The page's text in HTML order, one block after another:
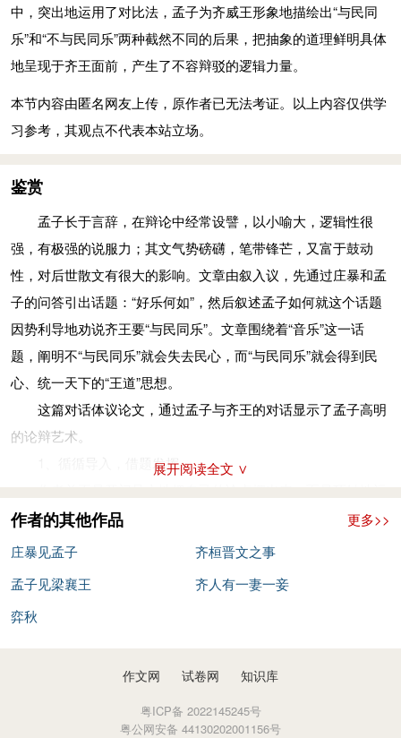
人（多数人）一起欣赏音乐也快乐，哪个更快乐？”
独乐乐：独自一人欣赏音乐快乐。前一个“乐”欣赏音乐 名词
后一个快乐作动词用，以下几句类似的句子同。
曰：“不若与人。”
齐王说：“不如与他人（多数人）一起欣赏音乐更快乐。”
孟子说：“少数人一起欣赏音乐快乐，多数人一起欣赏音乐
曰：“不若与众。”
齐王说：“不如与多数人一起欣赏音乐更快乐。”
“臣请为王言乐。今王鼓乐于此，百姓闻王钟鼓之声、管籥
(yuè)之音，举疾首蹩 (cù)頞(è)而相告曰：‘吾王之好鼓乐，夫何
使我至于此极也，父子不相见，兄弟妻子离散。’今王畋(tián)
于此，百姓闻王车马之音，见羽旄(máo) 之美，举疾首蹩頞而相
告曰：‘吾王之好田猎，夫何使我至于此极也？父子不相见，兄弟
妻子离散。’此无他，不与民同乐也。
（“请让我给大王讲讲什么是真正的快乐吧！假如大王在奏
乐，百姓们听到大王鸣钟击鼓、吹箫奏笛的音声，都愁眉苦脸地
父亲和儿子不能相见，兄弟和妻儿分离流散。’假如大王在围猎，
百姓们听到大王车马的喧嚣，见到华丽的仪仗，都愁眉苦脸地相
互诉苦说：‘我们大王喜好围猎，为什么要使我们这般穷困呢，父
亲和儿子不能相见，兄弟和妻儿分离流散。’这没有别的原因，是
器，前者跟笛子相似，后者似是排箫的前身。举：皆、都。疾首
蹙頞：形容心里非常怨恨和讨厌。疾首，头痛。蹙頞，皱眉头。
王大概没有疾病吧，要不怎么能围猎呢？’这没有别的原因，是由
于和民众一起娱乐的缘故。
乐，百姓们听到大王鸣钟击鼓、吹箫奏笛的音声，都愁眉苦脸地
相互诉苦说：‘我们大王喜好音乐，为什么要使我们这般穷困呢？
父亲和儿子不能相见，兄弟和妻儿分离流散。’假如大王在围猎，
百姓们听到大王车马的喧嚣，见到华丽的仪仗，都愁眉苦脸地相
互诉苦说：‘我们大王喜好围猎，为什么要使我们这般穷困呢，父
亲和儿子不能相见，兄弟和妻儿分离流散。’这没有别的原因，是
由于不和民众一起娱乐的缘故。）
“ 假如大王能和百姓们同乐，那就可以成就王业，统一天
下。”
注释
乐（yuè）：《说文》：“五声八音总名。”《易》曰：“雷出地奋
所以饰喜也”“天地之和”“德之华也”。可见，古代的乐是为了身心
合德而作。音乐是道德感情的心声，也是回归天地万物
和谐境界的途径。
“差不多治理好了，有希望了”。
正也。”赵注则说是宣王恼怒庄暴把他“好乐”的事告诉孟，色：脸
中，突出地运用了对比法，孟子为齐威王形象地描绘出“与民同
乐”和“不与民同乐”两种截然不同的后果，把抽象的道理鲜明具体
地呈现于齐王面前，产生了不容辩驳的逻辑力量。
本节内容由匿名网友上传，原作者已无法考证。以上内容仅供学
习参考，其观点不代表本站立场。
鉴赏
孟子长于言辞，在辩论中经常设譬，以小喻大，逻辑性很
强，有极强的说服力；其文气势磅礴，笔带锋芒，又富于鼓动
性，对后世散文有很大的影响。文章由叙入议，先通过庄暴和孟
子的问答引出话题：“好乐何如”，然后叙述孟子如何就这个话题
因势利导地劝说齐王要“与民同乐”。文章围绕着“音乐”这一话
题，阐明不“与民同乐”就会失去民心，而“与民同乐”就会得到民
心、统一天下的“王道”思想。
这篇对话体议论文，通过孟子与齐王的对话显示了孟子高明
的论辩艺术。
1、循循导入，借题发挥。
用对话的方式，在谈话中自然地转换话题，借题发挥，从齐王好
乐切入，归结到与民同乐的主旨上。在与庄暴的谈话中，孟子只
国政治的关系这个论题，但未加论述。在与齐王谈话中，孟子又
从好乐切入，巧妙地重提论题，然后与齐王两问两答，从谈话气
本文写国君是否与民同乐，人民的不同感受，造成的不同政
展开阅读全文 ∨
作者的其他作品
更多>>
庄暴见孟子
齐桓晋文之事
孟子见梁襄王
齐人有一妻一妾
弈秋
作文网 试卷网 知识库
粤ICP备 2022145245号
粤公网安备 44130202001156号